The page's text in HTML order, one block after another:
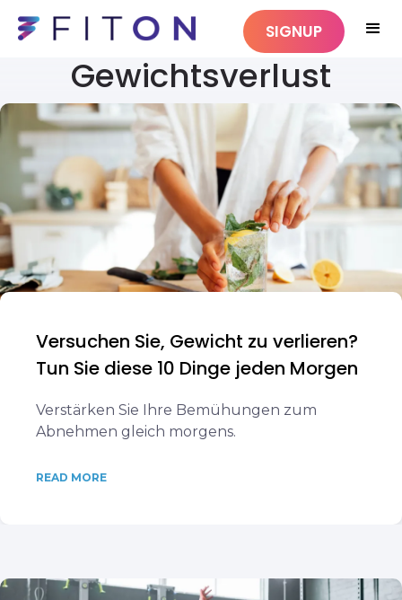
SIGNUP
Gewichtsverlust
Versuchen Sie, Gewicht zu verlieren?
Tun Sie diese 10 Dinge jeden Morgen
Verstärken Sie Ihre Bemühungen zum
Abnehmen gleich morgens.
READ MORE